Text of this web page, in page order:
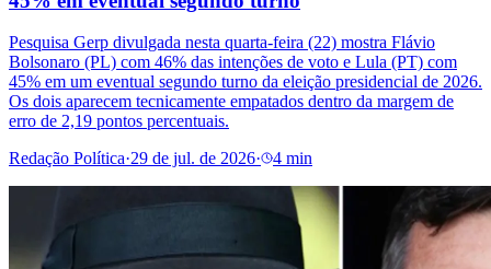
Pesquisa Gerp divulgada nesta quarta-feira (22) mostra Flávio
Bolsonaro (PL) com 46% das intenções de voto e Lula (PT) com
45% em um eventual segundo turno da eleição presidencial de 2026.
Os dois aparecem tecnicamente empatados dentro da margem de
erro de 2,19 pontos percentuais.
Redação Política·29 de jul. de 2026· 4 min